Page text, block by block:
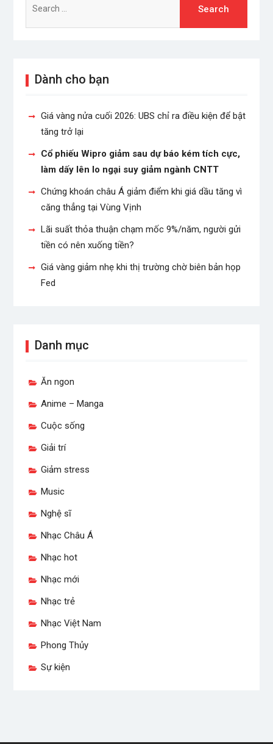
for:
Dành cho bạn
Giá vàng nửa cuối 2026: UBS chỉ ra điều kiện để bật
tăng trở lại
Cổ phiếu Wipro giảm sau dự báo kém tích cực,
làm dấy lên lo ngại suy giảm ngành CNTT
Chứng khoán châu Á giảm điểm khi giá dầu tăng vì
căng thẳng tại Vùng Vịnh
Lãi suất thỏa thuận chạm mốc 9%/năm, người gửi
tiền có nên xuống tiền?
Giá vàng giảm nhẹ khi thị trường chờ biên bản họp
Fed
Danh mục
Ăn ngon
Anime – Manga
Cuộc sống
Giải trí
Giảm stress
Music
Nghệ sĩ
Nhạc Châu Á
Nhạc hot
Nhạc mới
Nhạc trẻ
Nhạc Việt Nam
Phong Thủy
Sự kiện